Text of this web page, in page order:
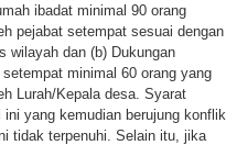
ibadat minimal 90 orang
pejabat setempat sesuai dengan
wilayah dan (b) Dukungan
minimal 60 orang yang
Lurah/Kepala desa. Syarat
ini yang kemudian berujung konflik
tidak terpenuhi. Selain itu, jika